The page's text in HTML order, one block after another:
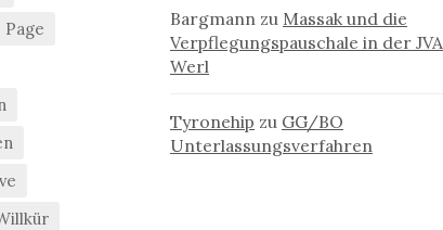
Page
Bargmann zu Massak und die
Verpflegungspauschale in der JVA
Werl
Tyronehip zu GG/BO
Unterlassungsverfahren